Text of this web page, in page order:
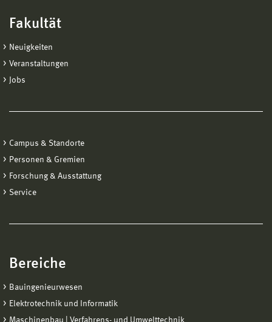
Fakultät
Neuigkeiten
Veranstaltungen
Jobs
Campus & Standorte
Personen & Gremien
Forschung & Ausstattung
Service
Bereiche
Bauingenieurwesen
Elektrotechnik und Informatik
Maschinenbau | Verfahrens- und Umwelttechnik